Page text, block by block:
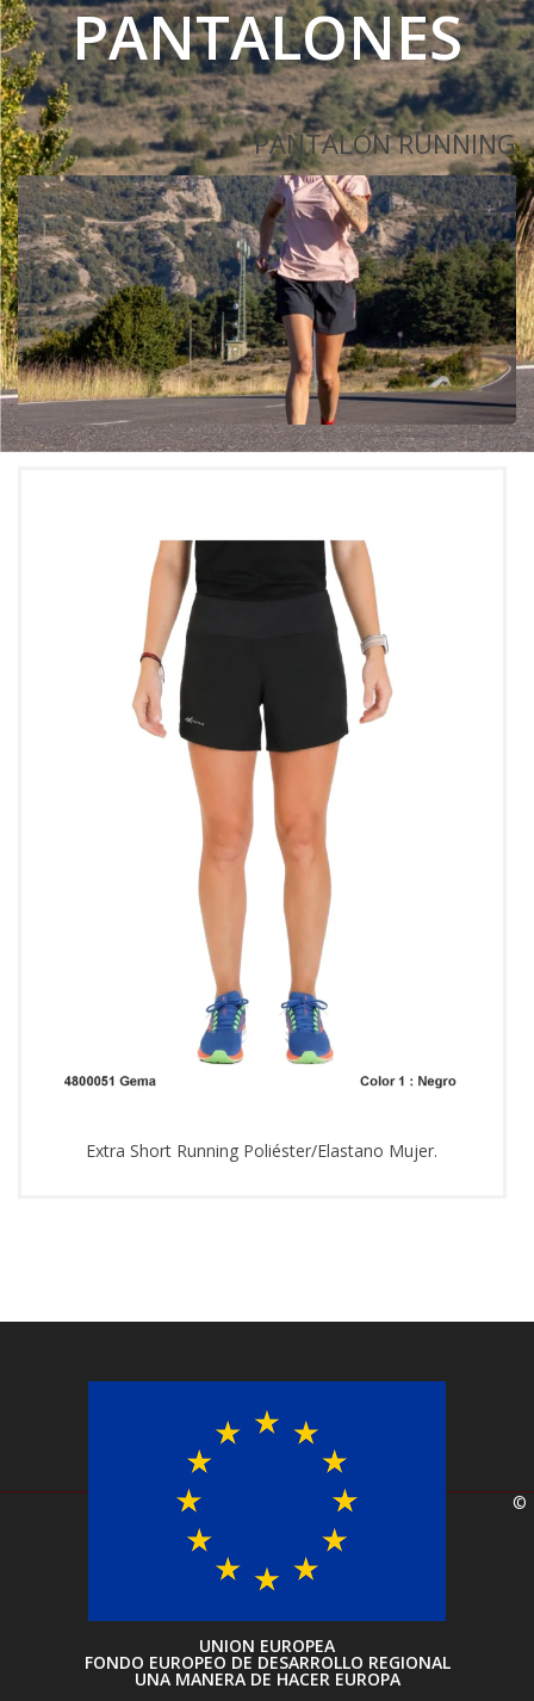
PANTALONES
PANTALÓN RUNNING
Extra Short Running Poliéster/Elastano Mujer.
UNION EUROPEA
FONDO EUROPEO DE DESARROLLO REGIONAL
UNA MANERA DE HACER EUROPA
©